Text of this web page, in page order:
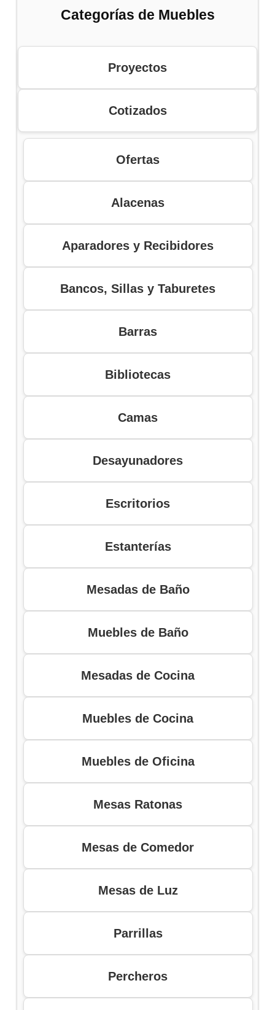
Categorías de Muebles
Proyectos
Cotizados
Ofertas
Alacenas
Aparadores y Recibidores
Bancos, Sillas y Taburetes
Barras
Bibliotecas
Camas
Desayunadores
Escritorios
Estanterías
Mesadas de Baño
Muebles de Baño
Mesadas de Cocina
Muebles de Cocina
Muebles de Oficina
Mesas Ratonas
Mesas de Comedor
Mesas de Luz
Parrillas
Percheros